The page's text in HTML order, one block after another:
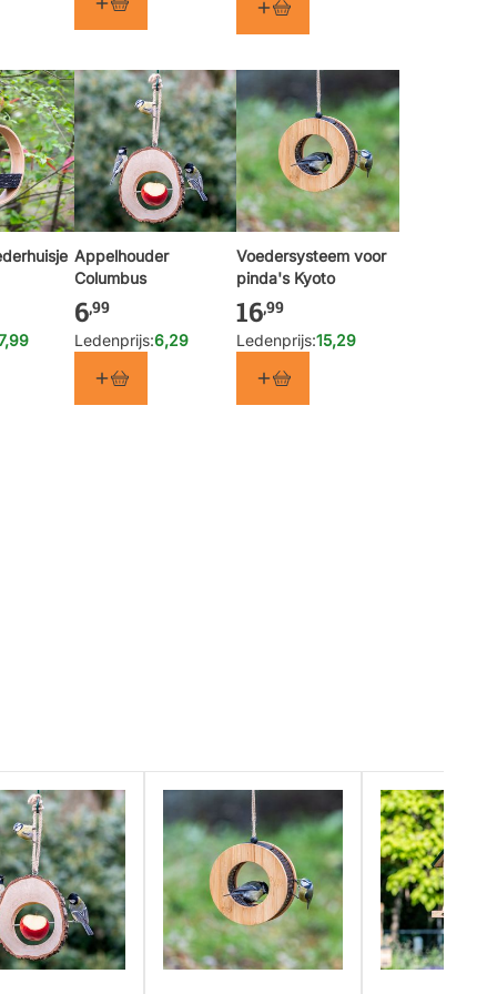
Appelhouder
Columbus
6,99
Ledenprijs:6,29
Voedersysteem voor
pinda's Kyoto
16,99
Ledenprijs:15,29